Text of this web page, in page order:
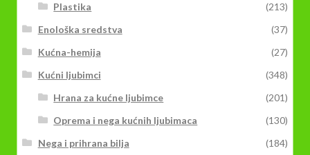
Plastika
(213)
Enološka sredstva
(37)
Kućna-hemija
(27)
Kućni ljubimci
(348)
Hrana za kućne ljubimce
(201)
Oprema i nega kućnih ljubimaca
(130)
Nega i prihrana bilja
(184)